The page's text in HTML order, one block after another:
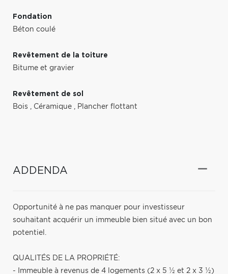
Fondation
Béton coulé
Revêtement de la toiture
Bitume et gravier
Revêtement de sol
Bois , Céramique , Plancher flottant
ADDENDA
Opportunité à ne pas manquer pour investisseur
souhaitant acquérir un immeuble bien situé avec un bon
potentiel.
QUALITÉS DE LA PROPRIÉTÉ:
- Immeuble à revenus de 4 logements (2 x 5 ½ et 2 x 3 ½)